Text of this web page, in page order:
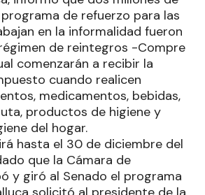
de refuerzo para las
en la informalidad fueron
de reintegros -Compre
comenzarán a recibir la
cuando realicen
medicamentos, bebidas,
productos de higiene y
del hogar.
hasta el 30 de diciembre del
que la Cámara de
y giró al Senado el programa